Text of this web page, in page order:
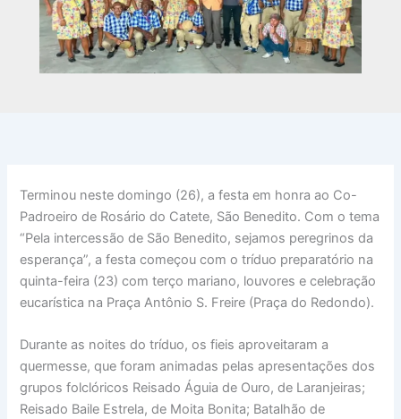
Terminou neste domingo (26), a festa em honra ao Co-
Padroeiro de Rosário do Catete, São Benedito. Com o tema
“Pela intercessão de São Benedito, sejamos peregrinos da
esperança”, a festa começou com o tríduo preparatório na
quinta-feira (23) com terço mariano, louvores e celebração
eucarística na Praça Antônio S. Freire (Praça do Redondo).
Durante as noites do tríduo, os fieis aproveitaram a
quermesse, que foram animadas pelas apresentações dos
grupos folclóricos Reisado Águia de Ouro, de Laranjeiras;
Reisado Baile Estrela, de Moita Bonita; Batalhão de